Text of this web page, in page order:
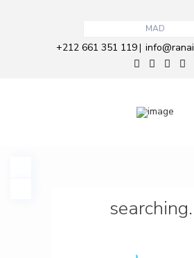
MAD
+212 661 351 119|